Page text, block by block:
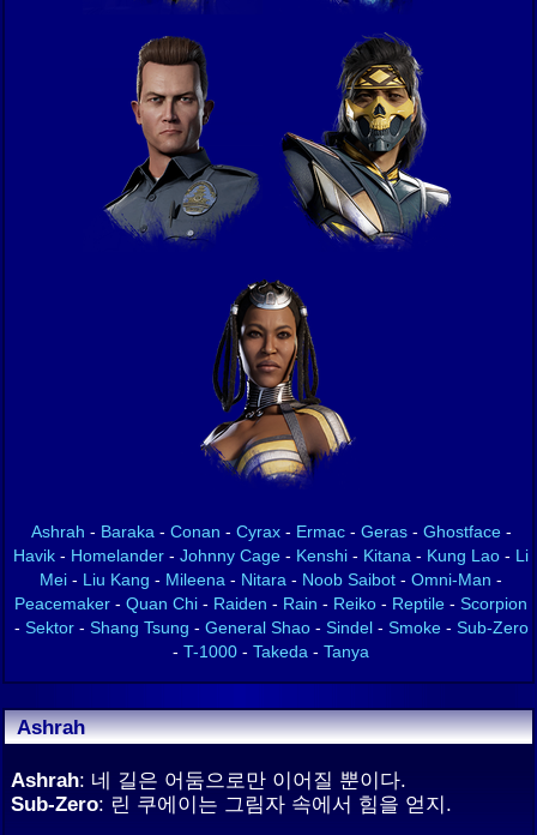
Ashrah - Baraka - Conan - Cyrax- Ermac- Geras- Ghostface-
Havik - Homelander - Johnny Cage - Kenshi - Kitana - Kung Lao - Li
Mei - Liu Kang - Mileena - Nitara - Noob Saibot - Omni-Man -
Peacemaker - Quan Chi - Raiden - Rain - Reiko - Reptile - Scorpion
- Sektor- Shang Tsung - General Shao- Sindel- Smoke- Sub-Zero
- T-1000 - Takeda - Tanya
Ashrah
Ashrah: 네 길은 어둠으로만 이어질 뿐이다.
Sub-Zero: 린 쿠에이는 그림자 속에서 힘을 얻지.